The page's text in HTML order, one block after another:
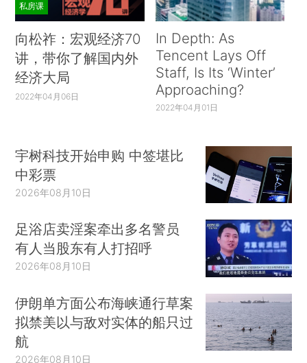
私房课
向松祚：宏观经济70
讲，带你了解国内外
经济大局
2022年04月06日
In Depth: As
Tencent Lays Off
Staff, Is Its ‘Winter’
Approaching?
2022年04月01日
宇树科技开始申购 中签堪比
中彩票
2026年08月10日
足浴店卖淫案牵出多名警员
有人当股东有人打招呼
2026年08月10日
伊朗单方面公布海峡通行草案
拟禁美以与敌对实体的船只过
航
2026年08月10日